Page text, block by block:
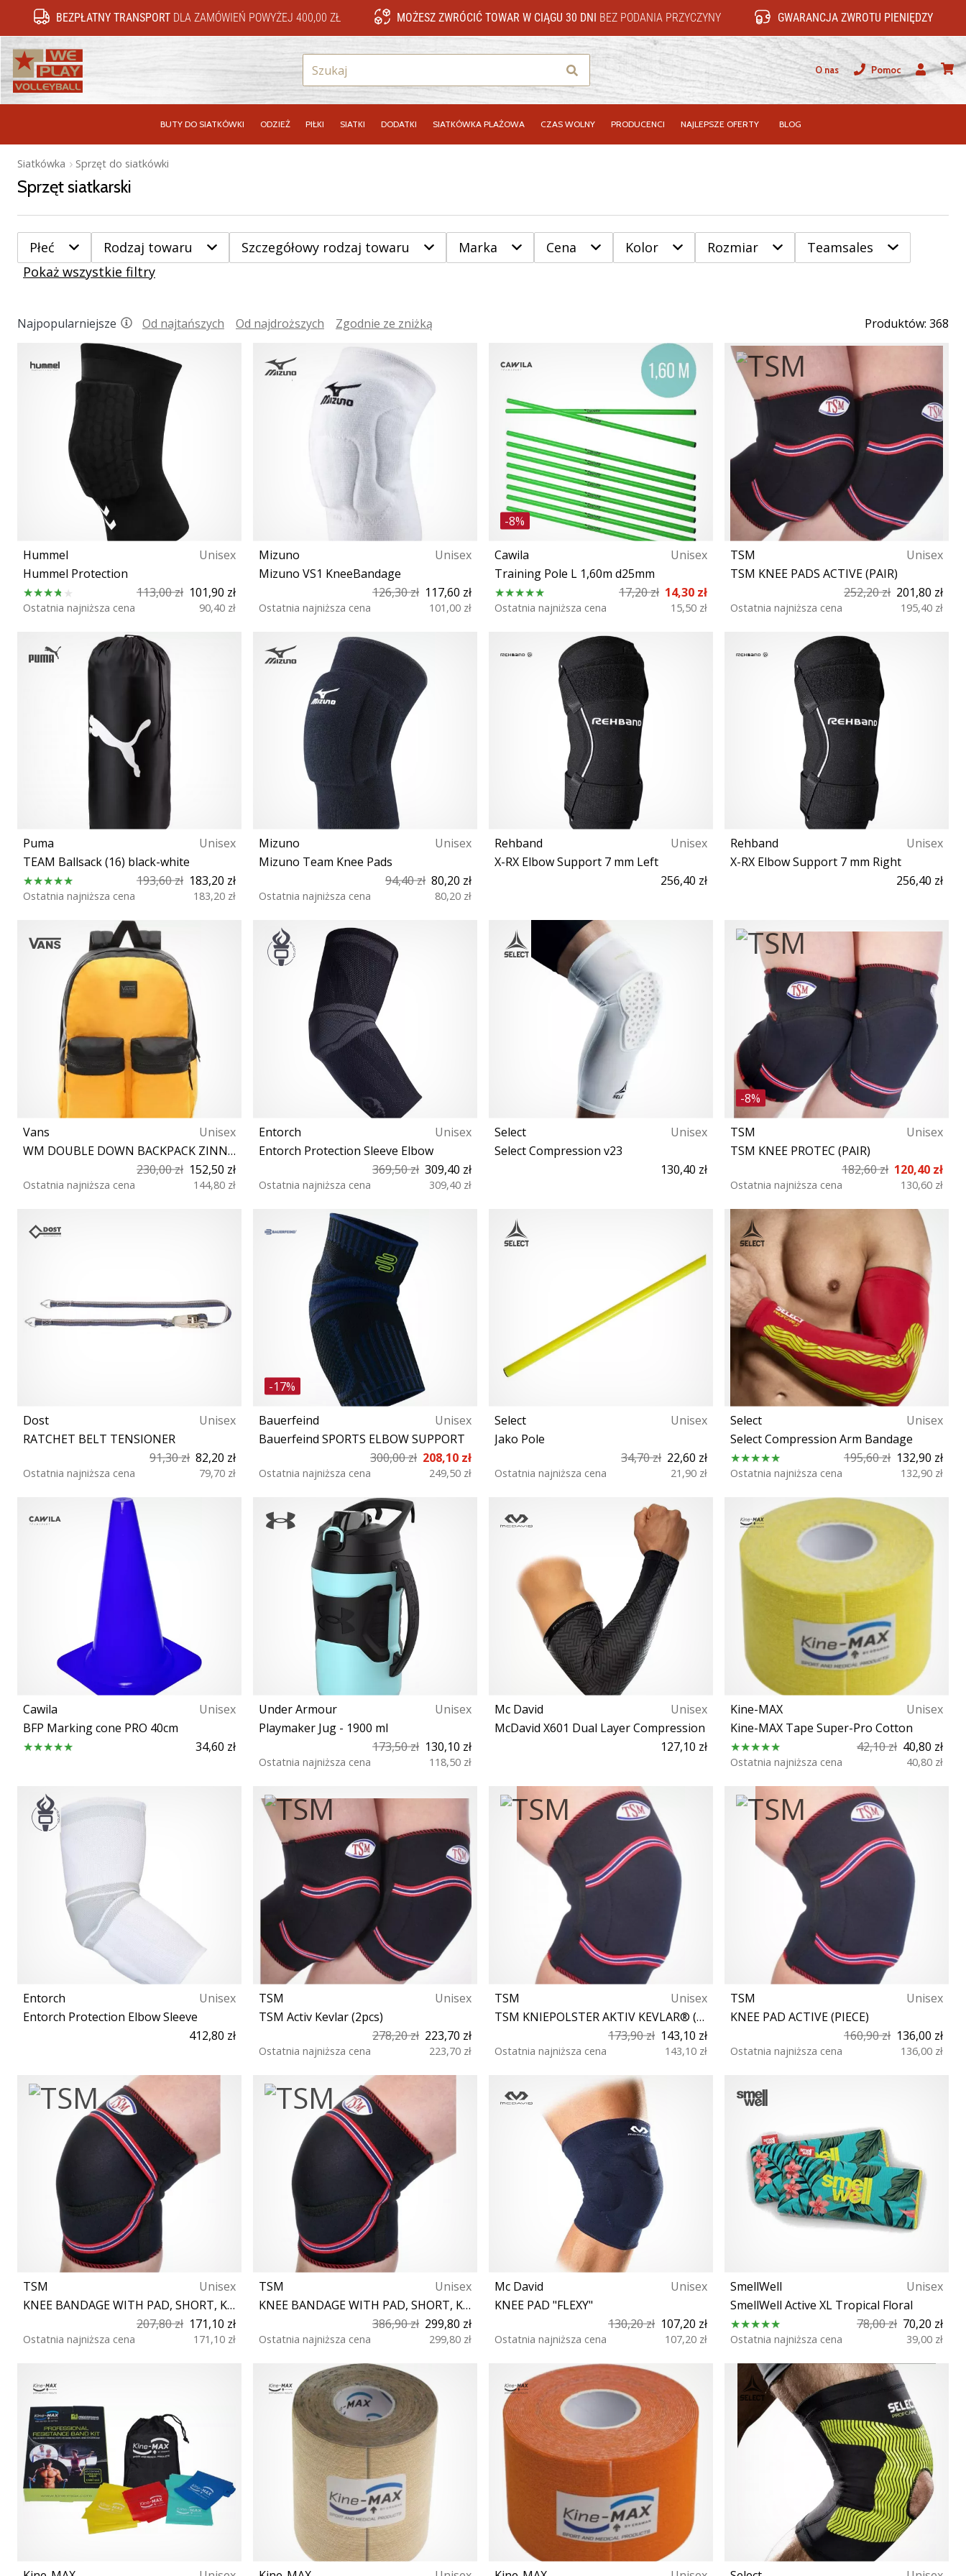
BEZPŁATNY TRANSPORT DLA ZAMÓWIEŃ POWYŻEJ 400,00 ZŁ MOŻESZ ZWRÓCIĆ TOWAR W CIĄGU 30 DNI BEZ PODANIA PRZYCZYNY GWARANCJA ZWROTU PIENIĘDZY
Szukaj O nas
Pomoc
Użytkownik
BUTY DO SIATKÓWKI ODZIEŻ PIŁKI SIATKI DODATKI SIATKÓWKA PLAŻOWA CZAS WOLNY PRODUCENCI NAJLEPSZE OFERTY BLOG
Siatkówka Sprzęt do siatkówki
Sprzęt siatkarski
Płeć Rodzaj towaru Szczegółowy rodzaj towaru Marka Cena Kolor Rozmiar
Teamsales
Pokaż wszystkie filtry
Najpopularniejsze Od najtańszych Od najdroższych Zgodnie ze zniżką Produktów: 368
Hummel
Unisex
Hummel Protection
113,00 zł 101,90 zł
Ostatnia najniższa cena 90,40 zł
XL XS S M L
Mizuno
Unisex
Mizuno VS1 KneeBandage
126,30 zł 117,60 zł
Ostatnia najniższa cena 101,00 zł
XXL S M L XL
-8%
Cawila
Unisex
Training Pole L 1,60m d25mm
17,20 zł 14,30 zł
Ostatnia najniższa cena 15,50 zł
OS
TSM
Unisex
TSM KNEE PADS ACTIVE (PAIR)
252,20 zł 201,80 zł
Ostatnia najniższa cena 195,40 zł
XS S M L XL
Puma
Unisex
TEAM Ballsack (16) black-white
193,60 zł 183,20 zł
Ostatnia najniższa cena 183,20 zł
Rozmiar uniwersalny
Mizuno
Unisex
Mizuno Team Knee Pads
94,40 zł 80,20 zł
Ostatnia najniższa cena 80,20 zł
S M L XL
Rehband
Unisex
X-RX Elbow Support 7 mm Left
256,40 zł
M L
Rehband
Unisex
X-RX Elbow Support 7 mm Right
256,40 zł
L
Vans
Unisex
WM DOUBLE DOWN BACKPACK ZINNIA/BLACK
230,00 zł 152,50 zł
Ostatnia najniższa cena 144,80 zł
Entorch
Unisex
Entorch Protection Sleeve Elbow
369,50 zł 309,40 zł
Ostatnia najniższa cena 309,40 zł
S- M-
Select
Unisex
Select Compression v23
130,40 zł
-8%
TSM
Unisex
TSM KNEE PROTEC (PAIR)
182,60 zł 120,40 zł
Ostatnia najniższa cena 130,60 zł
Dost
Unisex
RATCHET BELT TENSIONER
91,30 zł 82,20 zł
Ostatnia najniższa cena 79,70 zł
111
-17%
Bauerfeind
Unisex
Bauerfeind SPORTS ELBOW SUPPORT
300,00 zł 208,10 zł
Ostatnia najniższa cena 249,50 zł
XS S
Select
Unisex
Jako Pole
34,70 zł 22,60 zł
Ostatnia najniższa cena 21,90 zł
Select
Unisex
Select Compression Arm Bandage
195,60 zł 132,90 zł
Ostatnia najniższa cena 132,90 zł
Cawila
Unisex
BFP Marking cone PRO 40cm
34,60 zł
Under Armour
Unisex
Playmaker Jug - 1900 ml
173,50 zł 130,10 zł
Ostatnia najniższa cena 118,50 zł
Mc David
Unisex
McDavid X601 Dual Layer Compression
127,10 zł
S M L
Kine-MAX
Unisex
Kine-MAX Tape Super-Pro Cotton
42,10 zł 40,80 zł
Ostatnia najniższa cena 40,80 zł
Rozmiar uniwersalny
Entorch
Unisex
Entorch Protection Elbow Sleeve
412,80 zł
S S- M M- L XL
TSM
Unisex
TSM Activ Kevlar (2pcs)
278,20 zł 223,70 zł
Ostatnia najniższa cena 223,70 zł
XS S M L XL
TSM
Unisex
TSM KNIEPOLSTER AKTIV KEVLAR® (STÜCK)
173,90 zł 143,10 zł
Ostatnia najniższa cena 143,10 zł
XL XS S M L
TSM
Unisex
KNEE PAD ACTIVE (PIECE)
160,90 zł 136,00 zł
Ostatnia najniższa cena 136,00 zł
TSM
Unisex
KNEE BANDAGE WITH PAD, SHORT, KEVLAR® (PIECE)
207,80 zł 171,10 zł
Ostatnia najniższa cena 171,10 zł
TSM
Unisex
KNEE BANDAGE WITH PAD, SHORT, KEVLAR® (PAIR)
386,90 zł 299,80 zł
Ostatnia najniższa cena 299,80 zł
XS S M L XL XXL
Mc David
Unisex
KNEE PAD "FLEXY"
130,20 zł 107,20 zł
Ostatnia najniższa cena 107,20 zł
SmellWell
Unisex
SmellWell Active XL Tropical Floral
78,00 zł 70,20 zł
Ostatnia najniższa cena 39,00 zł
Rozmiar uniwersalny